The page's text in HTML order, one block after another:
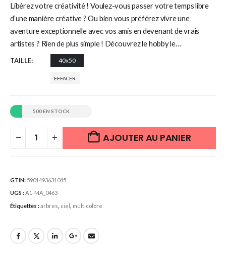
Libérez votre créativité ! Voulez-vous passer votre temps libre
d’une manière créative ? Ou bien vous préférez vivre une
aventure exceptionnelle avec vos amis en devenant de vrais
artistes ? Rien de plus simple ! Découvrez le hobby le…
TAILLE 40x50
EFFACER
500 EN STOCK
AJOUTER AU PANIER
GTIN: 5901493631045
UGS :A1-MA_0463
Étiquettes :arbres ciel multicolore